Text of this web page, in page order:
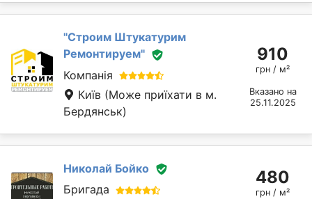
''Строим Штукатурим
Ремонтируем''
Компанія
Київ (Може приїхати в м.
Бердянськ)
910
грн / м²
Вказано на
25.11.2025
Николай Бойко
Бригада
480
грн / м²